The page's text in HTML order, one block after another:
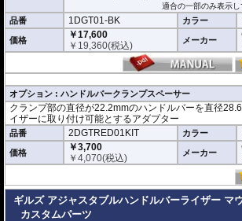
適合の一部のみ表示
品番 1DGT01-BK カラー
価格
￥17,600
￥ 19,360(税込) メーカー
オプション : ハンドルバークランプスペーサー
クランプ部の直径が22.2mmのハンドルバーを直径
イザーに取り付け可能とするアダプター
品番 2DGTRED01KIT カラー
価格
￥3,700
￥4,070(税込) メーカー
ギルズ アジャスタブルハンドルバーライザー マ
カスタムパーツ